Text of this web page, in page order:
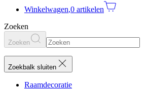
Winkelwagen,0 artikelen
Zoeken
Zoeken
Zoekbalk sluiten
Raamdecoratie